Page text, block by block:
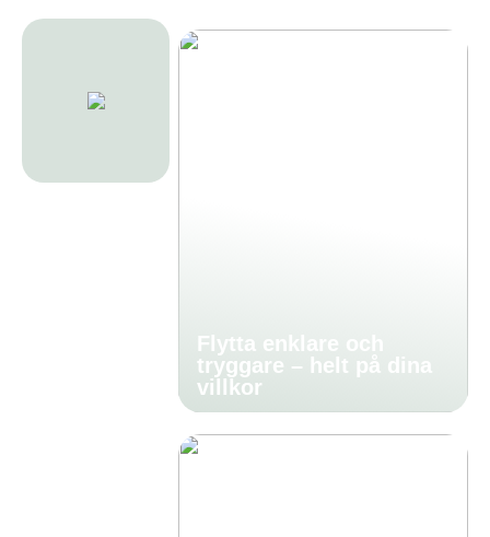
Flytta enklare och
tryggare – helt på dina
villkor